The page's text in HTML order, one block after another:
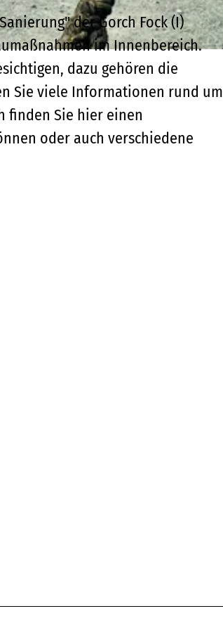
der Gorch Fock (I)
im Innenbereich.
dazu gehören die
Sie viele Informationen rund um
finden Sie hier einen
oder auch verschiedene